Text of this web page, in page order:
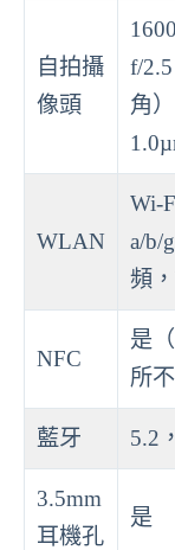
自拍攝
像頭
f/
角
WLAN
Wi-
a/b/
頻
NFC
是
所不
藍牙 5.2
3.5mm
耳機孔
是